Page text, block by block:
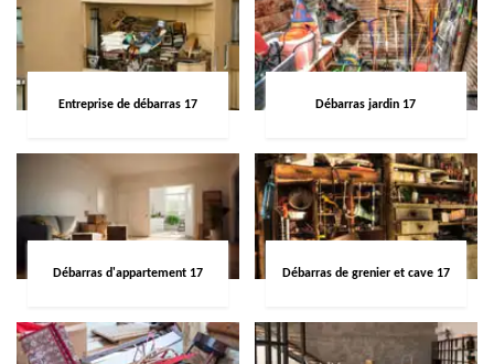
Entreprise de débarras 17 Débarras jardin 17
Débarras d'appartement 17 Débarras de grenier et cave 17